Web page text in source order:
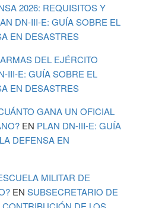
2026: REQUISITOS Y
DN-III-E: GUÍA SOBRE EL
EN DESASTRES
DEL EJÉRCITO
III-E: GUÍA SOBRE EL
EN DESASTRES
GANA UN OFICIAL
EN PLAN DN-III-E: GUÍA
DEFENSA EN
MILITAR DE
EN SUBSECRETARIO DE